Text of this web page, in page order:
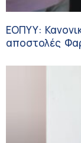
ΕΟΠΥΥ:
αποστολές